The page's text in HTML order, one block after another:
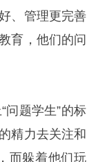
、管理更完善
育，他们的问
问题学生”的标
精力去关注和
而躲着他们玩